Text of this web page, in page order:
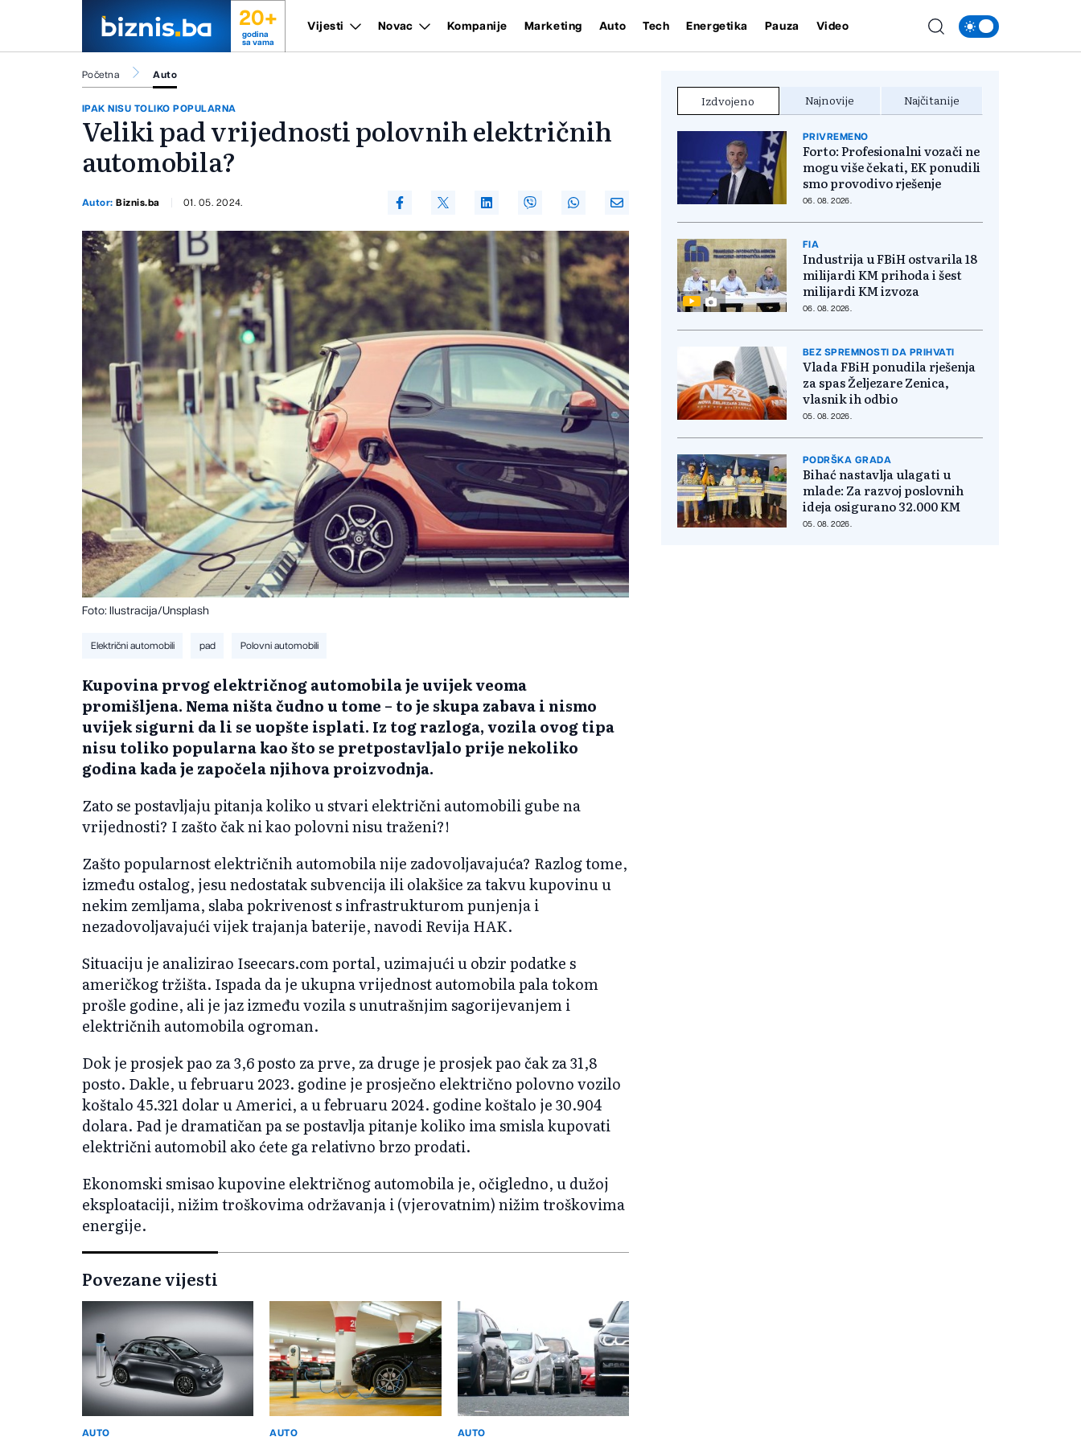
20+
godina
sa vama
Vijesti Novac Kompanije Marketing Auto Tech Energetika Pauza Video
Početna Auto
IPAK NISU TOLIKO POPULARNA
Veliki pad vrijednosti polovnih električnih
automobila?
Autor:Biznis.ba 01. 05. 2024.
Foto: Ilustracija/Unsplash
Električni automobili pad Polovni automobili
Kupovina prvog električnog automobila je uvijek veoma
promišljena. Nema ništa čudno u tome – to je skupa zabava i nismo
uvijek sigurni da li se uopšte isplati. Iz tog razloga, vozila ovog tipa
nisu toliko popularna kao što se pretpostavljalo prije nekoliko
godina kada je započela njihova proizvodnja.
Zato se postavljaju pitanja koliko u stvari električni automobili gube na
vrijednosti? I zašto čak ni kao polovni nisu traženi?!
Zašto popularnost električnih automobila nije zadovoljavajuća? Razlog tome,
između ostalog, jesu nedostatak subvencija ili olakšice za takvu kupovinu u
nekim zemljama, slaba pokrivenost s infrastrukturom punjenja i
nezadovoljavajući vijek trajanja baterije, navodi Revija HAK.
Situaciju je analizirao Iseecars.com portal, uzimajući u obzir podatke s
američkog tržišta. Ispada da je ukupna vrijednost automobila pala tokom
prošle godine, ali je jaz između vozila s unutrašnjim sagorijevanjem i
električnih automobila ogroman.
Dok je prosjek pao za 3,6 posto za prve, za druge je prosjek pao čak za 31,8
posto. Dakle, u februaru 2023. godine je prosječno električno polovno vozilo
koštalo 45.321 dolar u Americi, a u februaru 2024. godine koštalo je 30.904
dolara. Pad je dramatičan pa se postavlja pitanje koliko ima smisla kupovati
električni automobil ako ćete ga relativno brzo prodati.
Ekonomski smisao kupovine električnog automobila je, očigledno, u dužoj
eksploataciji, nižim troškovima održavanja i (vjerovatnim) nižim troškovima
energije.
Povezane vijesti
AUTO AUTO AUTO
Izdvojeno Najnovije Najčitanije
PRIVREMENO
Forto: Profesionalni vozači ne
mogu više čekati, EK ponudili
smo provodivo rješenje
06. 08. 2026.
FIA
Industrija u FBiH ostvarila 18
milijardi KM prihoda i šest
milijardi KM izvoza
06. 08. 2026.
BEZ SPREMNOSTI DA PRIHVATI
Vlada FBiH ponudila rješenja
za spas Željezare Zenica,
vlasnik ih odbio
05. 08. 2026.
PODRŠKA GRADA
Bihać nastavlja ulagati u
mlade: Za razvoj poslovnih
ideja osigurano 32.000 KM
05. 08. 2026.